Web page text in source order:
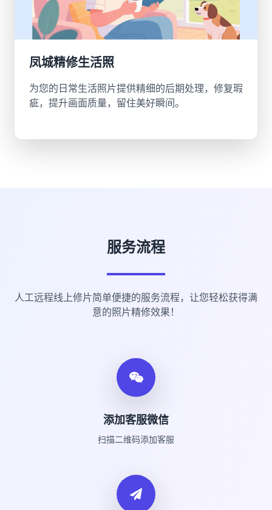
凤城精修生活照
为您的日常生活照片提供精细的后期处理，修复瑕
疵，提升画面质量，留住美好瞬间。
服务流程
人工远程线上修片简单便捷的服务流程，让您轻松获得满
意的照片精修效果！
添加客服微信
扫描二维码添加客服